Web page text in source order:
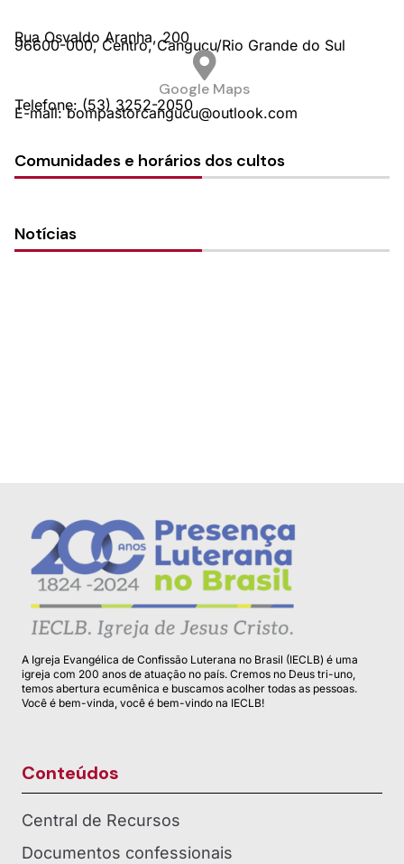
Rua Osvaldo Aranha, 200
96600-000, Centro, Canguçu/Rio Grande do Sul
Google Maps
Telefone: (53) 3252-2050
E-mail: bompastorcangucu@outlook.com
Comunidades e horários dos cultos
Notícias
A Igreja Evangélica de Confissão Luterana no Brasil (IECLB) é uma
igreja com 200 anos de atuação no país. Cremos no Deus tri-uno,
temos abertura ecumênica e buscamos acolher todas as pessoas.
Você é bem-vinda, você é bem-vindo na IECLB!
Conteúdos
Central de Recursos
Documentos confessionais